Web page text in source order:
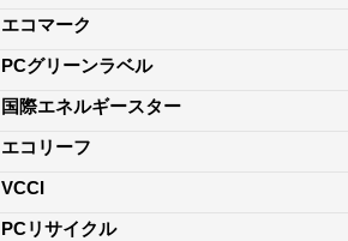
エコマーク
PCグリーンラベル
国際エネルギースター
エコリーフ
VCCI
PCリサイクル